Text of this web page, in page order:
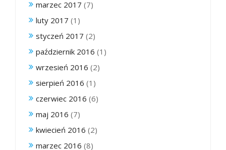
marzec 2017 (7)
luty 2017 (1)
styczeń 2017 (2)
październik 2016 (1)
wrzesień 2016 (2)
sierpień 2016 (1)
czerwiec 2016 (6)
maj 2016 (7)
kwiecień 2016 (2)
marzec 2016 (8)